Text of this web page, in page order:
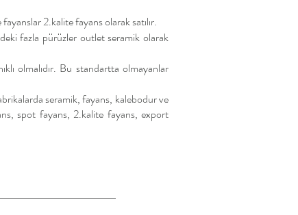
2.kalite fayans olarak satılır.
fazla pürüzler outlet seramik olarak
olmalıdır. Bu standartta olmayanlar
seramik, fayans, kalebodur ve
spot fayans, 2.kalite fayans, export